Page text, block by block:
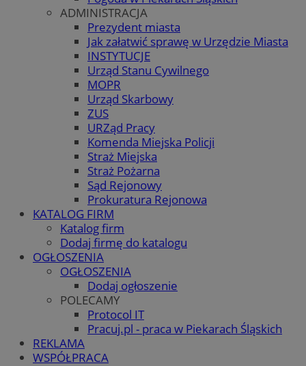
ADMINISTRACJA
Prezydent miasta
Jak załatwić sprawę w Urzędzie Miasta
INSTYTUCJE
Urząd Stanu Cywilnego
MOPR
Urząd Skarbowy
ZUS
URZąd Pracy
Komenda Miejska Policji
Straż Miejska
Straż Pożarna
Sąd Rejonowy
Prokuratura Rejonowa
KATALOG FIRM
Katalog firm
Dodaj firmę do katalogu
OGŁOSZENIA
OGŁOSZENIA
Dodaj ogłoszenie
POLECAMY
Protocol IT
Pracuj.pl - praca w Piekarach Śląskich
REKLAMA
WSPÓŁPRACA